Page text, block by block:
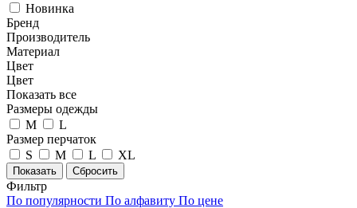
Новинка
Бренд
Производитель
Материал
Цвет
Цвет
Показать все
Размеры одежды
M
L
Размер перчаток
S
M L XL
Показать Сбросить
Фильтр
По популярности По алфавиту По цене